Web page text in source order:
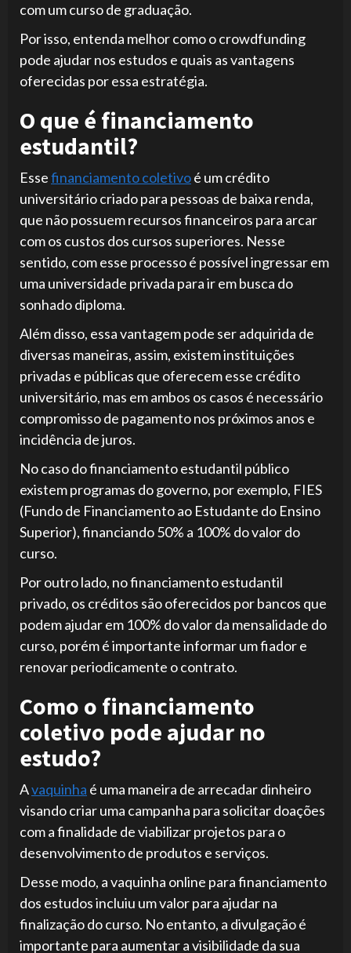
com um curso de graduação.
Por isso, entenda melhor como o crowdfunding
pode ajudar nos estudos e quais as vantagens
oferecidas por essa estratégia.
O que é financiamento
estudantil?
Essefinanciamento coletivoé um crédito
universitário criado para pessoas de baixa renda,
que não possuem recursos financeiros para arcar
com os custos dos cursos superiores. Nesse
sentido, com esse processo é possível ingressar em
uma universidade privada para ir em busca do
sonhado diploma.
Além disso, essa vantagem pode ser adquirida de
diversas maneiras, assim, existem instituições
privadas e públicas que oferecem esse crédito
universitário, mas em ambos os casos é necessário
compromisso de pagamento nos próximos anos e
incidência de juros.
No caso do financiamento estudantil público
existem programas do governo, por exemplo, FIES
(Fundo de Financiamento ao Estudante do Ensino
Superior), financiando 50% a 100% do valor do
curso.
Por outro lado, no financiamento estudantil
privado, os créditos são oferecidos por bancos que
podem ajudar em 100% do valor da mensalidade do
curso, porém é importante informar um fiador e
renovar periodicamente o contrato.
Como o financiamento
coletivo pode ajudar no
estudo?
Avaquinha é uma maneira de arrecadar dinheiro
visando criar uma campanha para solicitar doações
com a finalidade de viabilizar projetos para o
desenvolvimento de produtos e serviços.
Desse modo, a vaquinha online para financiamento
dos estudos incluiu um valor para ajudar na
finalização do curso. No entanto, a divulgação é
importante para aumentar a visibilidade da sua